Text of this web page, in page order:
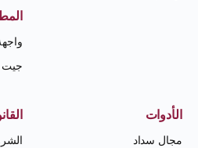
جيت
الأدوات
مجال سداد